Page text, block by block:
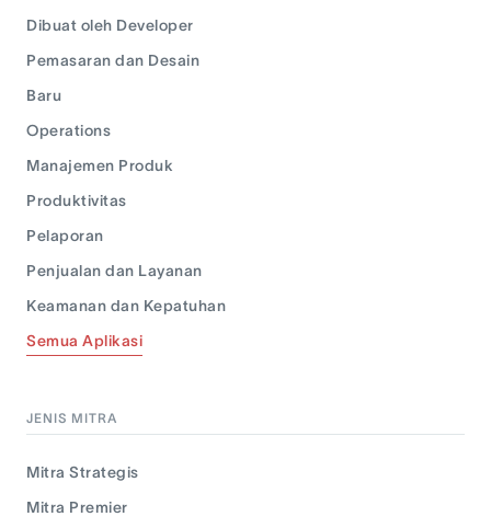
Dibuat oleh Developer
Pemasaran dan Desain
Baru
Operations
Manajemen Produk
Produktivitas
Pelaporan
Penjualan dan Layanan
Keamanan dan Kepatuhan
Semua Aplikasi
JENIS MITRA
Mitra Strategis
Mitra Premier